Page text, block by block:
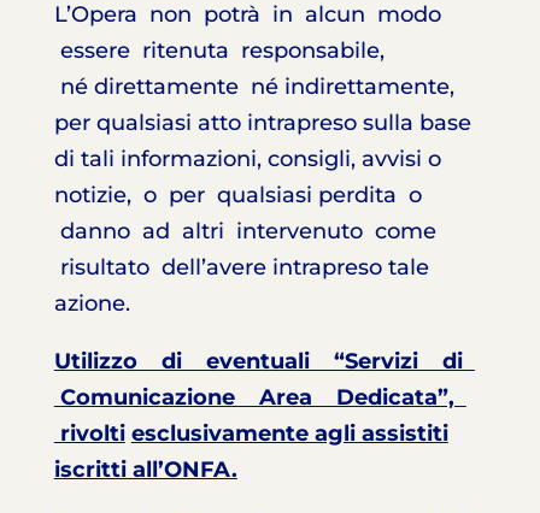
L’Opera non potrà in alcun modo
essere ritenuta responsabile,
né direttamente né indirettamente,
per qualsiasi atto intrapreso sulla base
di tali informazioni, consigli, avvisi o
notizie, o per qualsiasi perdita o
danno ad altri intervenuto come
risultato dell’avere intrapreso tale
azione.
Utilizzo di eventuali “Servizi di
Comunicazione Area Dedicata”,
rivolti esclusivamente agli assistiti
iscritti all’ONFA.